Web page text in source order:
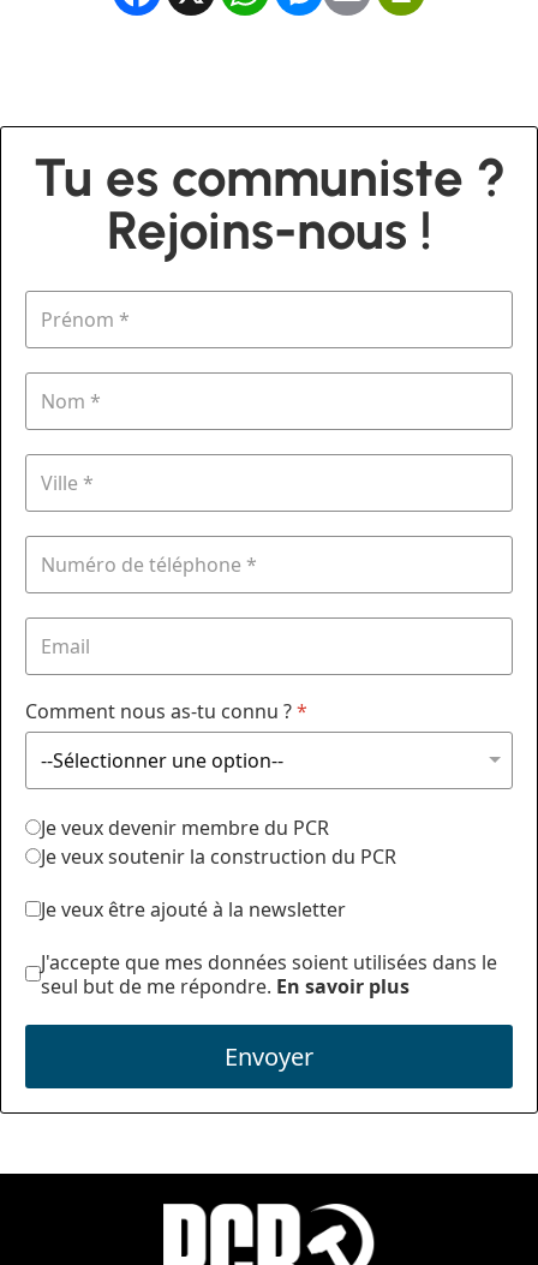
Tu es communiste ?
Rejoins-nous !
Comment nous as-tu connu ?*
Je veux devenir membre du PCR
Je veux soutenir la construction du PCR
Je veux être ajouté à la newsletter
J'accepte que mes données soient utilisées dans le
seul but de me répondre. En savoir plus
Envoyer